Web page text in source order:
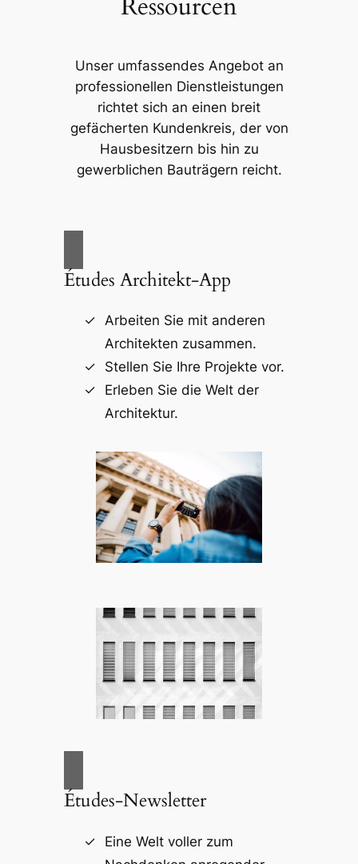
Unser umfassendes Angebot an
professionellen Dienstleistungen
richtet sich an einen breit
gefächerten Kundenkreis, der von
Hausbesitzern bis hin zu
gewerblichen Bauträgern reicht.
Études Architekt-App
Arbeiten Sie mit anderen
Architekten zusammen.
Stellen Sie Ihre Projekte vor.
Erleben Sie die Welt der
Architektur.
Études-Newsletter
Eine Welt voller zum